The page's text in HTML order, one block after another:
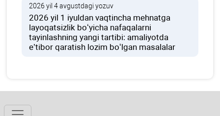
2026 yil 4 avgustdagi yozuv
2026 yil 1 iyuldan vaqtincha mehnatga
layoqatsizlik boʻyicha nafaqalarni
tayinlashning yangi tartibi: amaliyotda
e’tibor qaratish lozim boʻlgan masalalar